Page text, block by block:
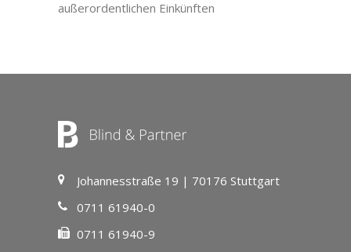
außerordentlichen Einkünften
Johannesstraße 19 | 70176 Stuttgart
0711 61940-0
0711 61940-9